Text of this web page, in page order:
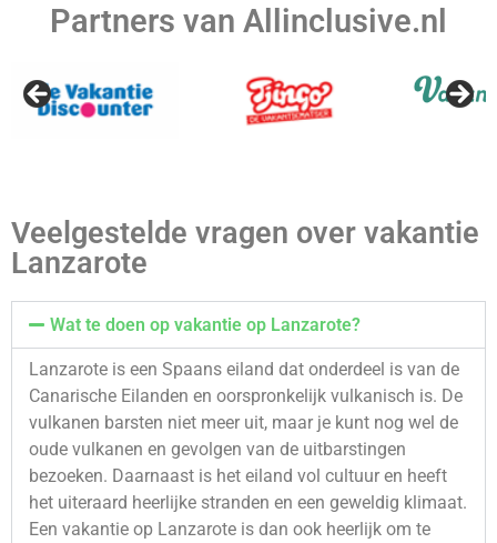
Partners van Allinclusive.nl
Veelgestelde vragen over vakantie
Lanzarote
Wat te doen op vakantie op Lanzarote?
Lanzarote is een Spaans eiland dat onderdeel is van de
Canarische Eilanden en oorspronkelijk vulkanisch is. De
vulkanen barsten niet meer uit, maar je kunt nog wel de
oude vulkanen en gevolgen van de uitbarstingen
bezoeken. Daarnaast is het eiland vol cultuur en heeft
het uiteraard heerlijke stranden en een geweldig klimaat.
Een vakantie op Lanzarote is dan ook heerlijk om te